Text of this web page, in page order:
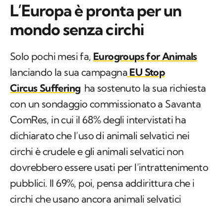
L’Europa è pronta per un
mondo senza circhi
Solo pochi mesi fa, Eurogroups for Animals
lanciando la sua campagna EU Stop
Circus Suffering ha sostenuto la sua richiesta
con un sondaggio commissionato a Savanta
ComRes, in cui il 68% degli intervistati ha
dichiarato che l’uso di animali selvatici nei
circhi è crudele e gli animali selvatici non
dovrebbero essere usati per l’intrattenimento
pubblici. Il 69%, poi, pensa addirittura che i
circhi che usano ancora animali selvatici